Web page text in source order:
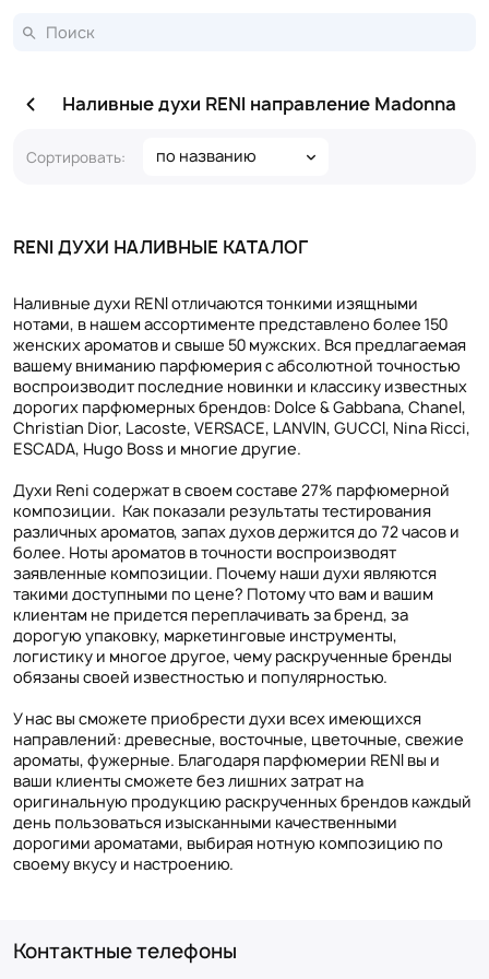
Наливные духи RENI направление Madonna
Сортировать: по названию
RENI ДУХИ НАЛИВНЫЕ КАТАЛОГ
Наливные духи RENI отличаются тонкими изящными
нотами, в нашем ассортименте представлено более 150
женских ароматов и свыше 50 мужских. Вся предлагаемая
вашему вниманию парфюмерия с абсолютной точностью
воспроизводит последние новинки и классику известных
дорогих парфюмерных брендов: Dolce & Gabbana, Chanel,
Christian Dior, Lacoste, VERSACE, LANVIN, GUCCI, Nina Ricci,
ESCADA, Hugo Boss и многие другие.
Духи Reni содержат в своем составе 27% парфюмерной
композиции. Как показали результаты тестирования
различных ароматов, запах духов держится до 72 часов и
более. Ноты ароматов в точности воспроизводят
заявленные композиции. Почему наши духи являются
такими доступными по цене? Потому что вам и вашим
клиентам не придется переплачивать за бренд, за
дорогую упаковку, маркетинговые инструменты,
логистику и многое другое, чему раскрученные бренды
обязаны своей известностью и популярностью.
У нас вы сможете приобрести духи всех имеющихся
направлений: древесные, восточные, цветочные, свежие
ароматы, фужерные. Благодаря парфюмерии RENI вы и
ваши клиенты сможете без лишних затрат на
оригинальную продукцию раскрученных брендов каждый
день пользоваться изысканными качественными
дорогими ароматами, выбирая нотную композицию по
своему вкусу и настроению.
Контактные телефоны